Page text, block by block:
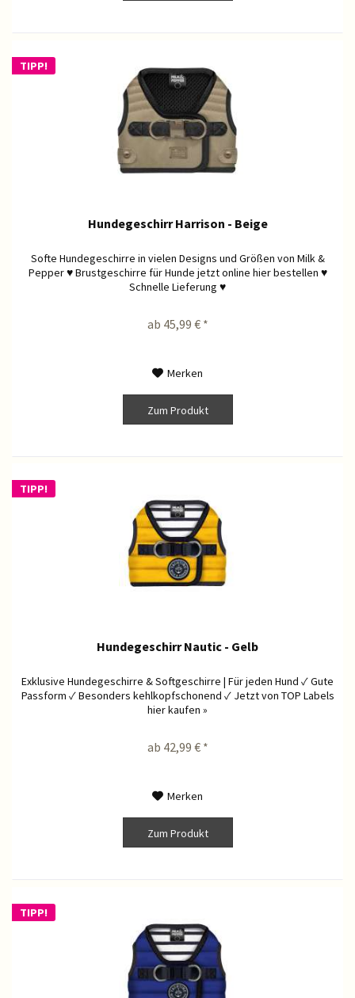
TIPP!
Hundegeschirr Harrison - Beige
Softe Hundegeschirre in vielen Designs und Größen von Milk &
Pepper ♥ Brustgeschirre für Hunde jetzt online hier bestellen ♥
Schnelle Lieferung ♥
ab 45,99 € *
Merken
Zum Produkt
TIPP!
Hundegeschirr Nautic - Gelb
Exklusive Hundegeschirre & Softgeschirre | Für jeden Hund ✓ Gute
Passform ✓ Besonders kehlkopfschonend ✓ Jetzt von TOP Labels
hier kaufen »
ab 42,99 € *
Merken
Zum Produkt
TIPP!